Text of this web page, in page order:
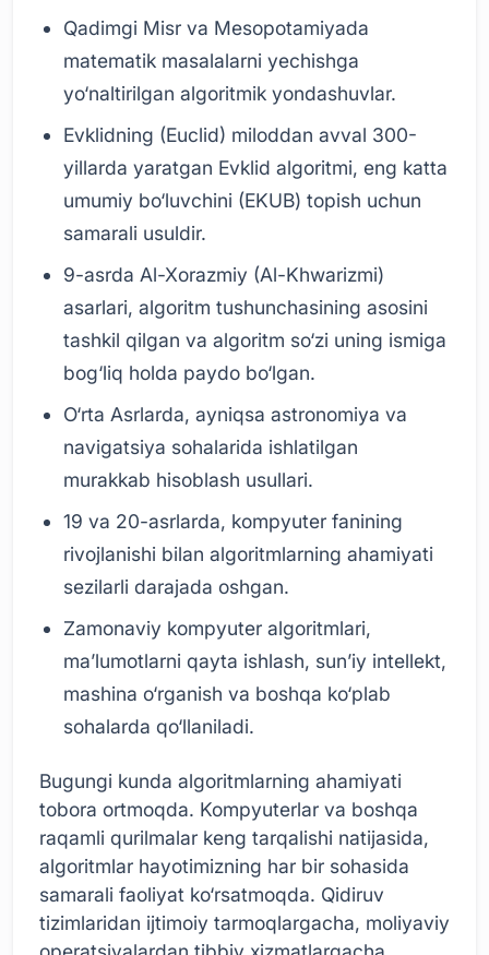
Qadimgi Misr va Mesopotamiyada
matematik masalalarni yechishga
yo‘naltirilgan algoritmik yondashuvlar.
Evklidning (Euclid) miloddan avval 300-
yillarda yaratgan Evklid algoritmi, eng katta
umumiy bo‘luvchini (EKUB) topish uchun
samarali usuldir.
9-asrda Al-Xorazmiy (Al-Khwarizmi)
asarlari, algoritm tushunchasining asosini
tashkil qilgan va algoritm so‘zi uning ismiga
bog‘liq holda paydo bo‘lgan.
O‘rta Asrlarda, ayniqsa astronomiya va
navigatsiya sohalarida ishlatilgan
murakkab hisoblash usullari.
19 va 20-asrlarda, kompyuter fanining
rivojlanishi bilan algoritmlarning ahamiyati
sezilarli darajada oshgan.
Zamonaviy kompyuter algoritmlari,
ma’lumotlarni qayta ishlash, sun’iy intellekt,
mashina o‘rganish va boshqa ko‘plab
sohalarda qo‘llaniladi.
Bugungi kunda algoritmlarning ahamiyati
tobora ortmoqda. Kompyuterlar va boshqa
raqamli qurilmalar keng tarqalishi natijasida,
algoritmlar hayotimizning har bir sohasida
samarali faoliyat ko‘rsatmoqda. Qidiruv
tizimlaridan ijtimoiy tarmoqlargacha, moliyaviy